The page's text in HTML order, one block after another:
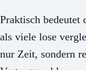
Praktisch bedeutet
als viele lose
nur Zeit, sondern